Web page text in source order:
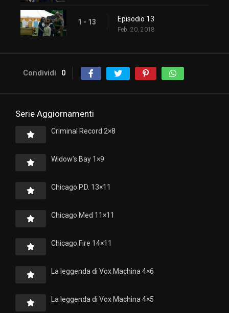
1 - 13 Episodio 13
Feb. 20, 2018
Condividi 0
Serie Aggiornamenti
Criminal Record 2×8
Widow’s Bay 1×9
Chicago P.D. 13×11
Chicago Med 11×11
Chicago Fire 14×11
La leggenda di Vox Machina 4×6
La leggenda di Vox Machina 4×5